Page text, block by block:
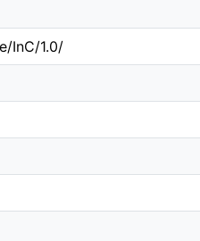
InC/1.0/